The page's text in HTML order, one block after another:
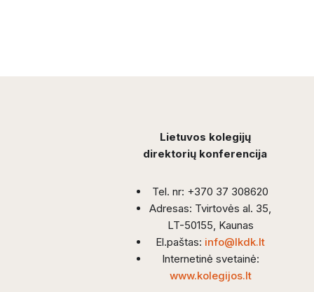
Lietuvos kolegijų
direktorių konferencija
Tel. nr: +370 37 308620
Adresas: Tvirtovės al. 35,
LT-50155, Kaunas
El.paštas: info@lkdk.lt
Internetinė svetainė:
www.kolegijos.lt